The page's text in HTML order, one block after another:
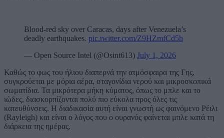
Blood-red sky over Caracas, days after Venezuela’s
deadly earthquakes. pic.twitter.com/Z9HZmfCd5h
— Open Source Intel (@Osint613) July 1, 2026
Καθώς το φως του ήλιου διαπερνά την ατμόσφαιρα της Γης,
συγκρούεται με μόρια αέρα, σταγονίδια νερού και μικροσκοπικά
σωματίδια. Τα μικρότερα μήκη κύματος, όπως το μπλε και το
ιώδες, διασκορπίζονται πολύ πιο εύκολα προς όλες τις
κατευθύνσεις. Η διαδικασία αυτή είναι γνωστή ως φαινόμενο Ρέιλι
(Rayleigh) και είναι ο λόγος που ο ουρανός φαίνεται μπλε κατά τη
διάρκεια της ημέρας.